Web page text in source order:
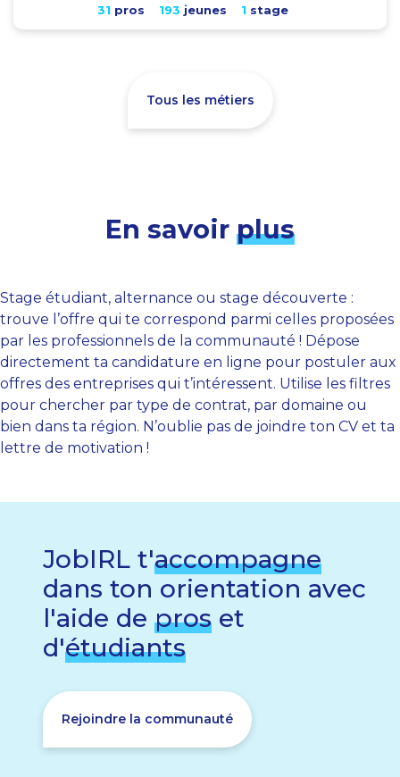
31 pros 193 jeunes 1 stage
Tous les métiers
En savoir plus
Stage étudiant, alternance ou stage découverte :
trouve l’offre qui te correspond parmi celles proposées
par les professionnels de la communauté ! Dépose
directement ta candidature en ligne pour postuler aux
offres des entreprises qui t’intéressent. Utilise les filtres
pour chercher par type de contrat, par domaine ou
bien dans ta région. N’oublie pas de joindre ton CV et ta
lettre de motivation !
JobIRL t'accompagne
dans ton orientation avec
l'aide de pros et
d'étudiants
Rejoindre la communauté